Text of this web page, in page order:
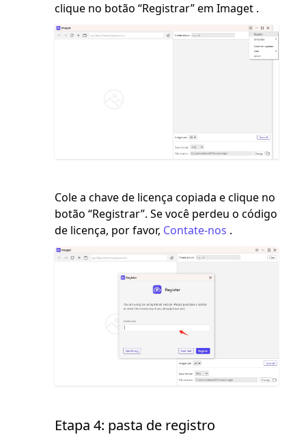
clique no botão “Registrar” em Imaget .
Cole a chave de licença copiada e clique no
botão “Registrar”. Se você perdeu o código
de licença, por favor, Contate-nos .
Etapa 4: pasta de registro